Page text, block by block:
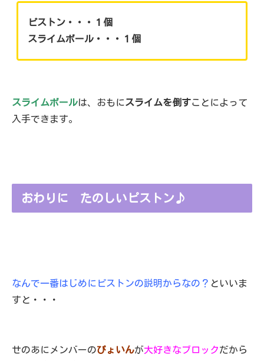
ピストン・・・１個
スライムボール・・・１個
スライムボールは、おもにスライムを倒すことによって
入手できます。
おわりに たのしいピストン♪
なんで一番はじめにピストンの説明からなの？ といいま
すと・・・
せのあにメンバーのぴょいんが大好きなブロックだから